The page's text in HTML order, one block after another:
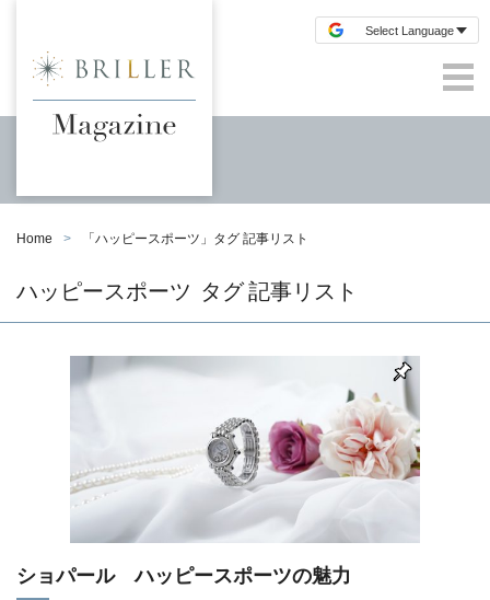
Home 「 ハッピースポーツ 」タグ 記事リスト
ハッピースポーツ タグ 記事リスト
ショパール ハッピースポーツの魅力